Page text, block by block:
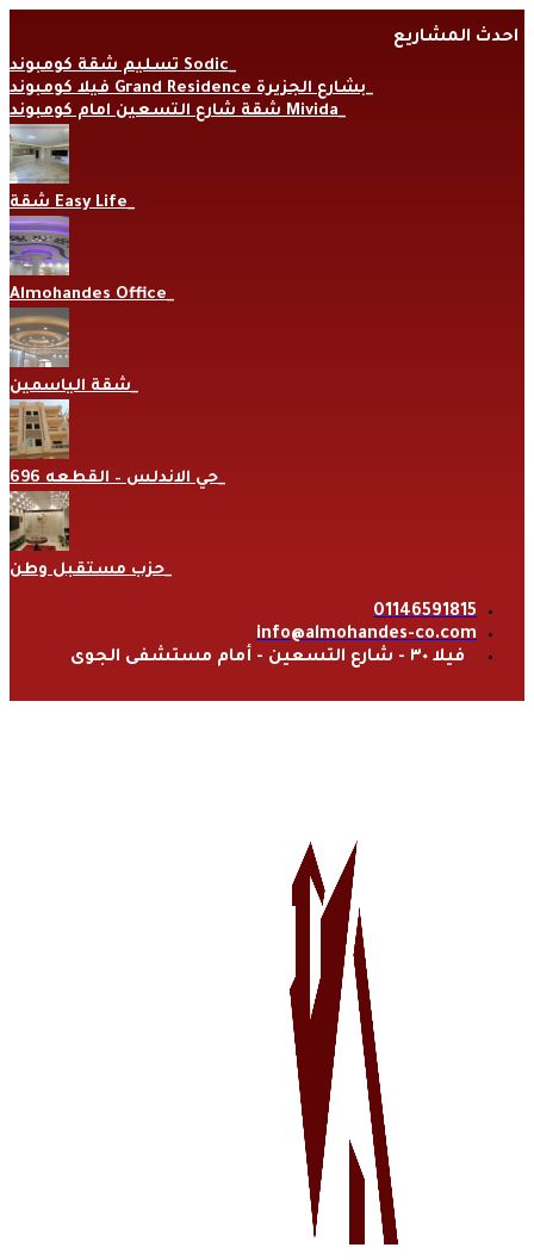
toاحدث المشاريع
تسليم شقة كومبوند Sodic
فيلا كومبوند Grand Residence بشارع الجزيرة
شقة شارع التسعين امام كومبوند Mivida
شقة Easy Life
Almohandes Office
شقة الياسمين
حي الاندلس – القطعه 696
حزب مستقبل وطن
01146591815
info@almohandes-co.com
فيلا ٣٠ - شارع التسعين - أمام مستشفى الجوى